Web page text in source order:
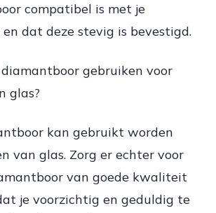
compatibel is met je
dat deze stevig is bevestigd.
diamantboor gebruiken voor
glas?
kan gebruikt worden
van glas. Zorg er echter voor
van goede kwaliteit
je voorzichtig en geduldig te